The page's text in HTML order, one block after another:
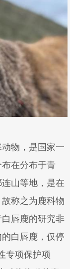
物，是国家一
在分布于青
山等地，是在
称之为鹿科物
唇鹿的研究非
白唇鹿，仅停
专项保护项